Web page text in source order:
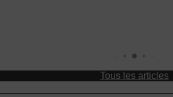
Tous les articles